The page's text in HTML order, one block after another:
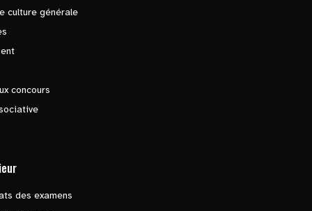
culture générale
concours
des examens